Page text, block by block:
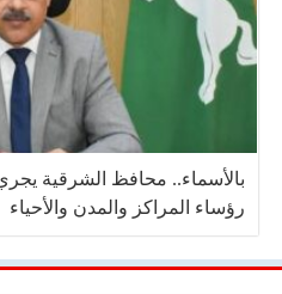
بالأسماء.. محافظ الشرقية
رؤساء المراكز والمدن والأحياء